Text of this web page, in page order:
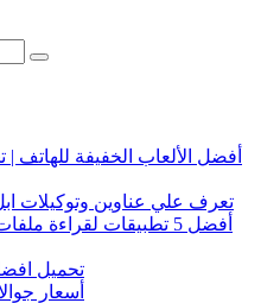
أفضل الألعاب الخفيفة للهاتف
تعرف علي عناوين وتوكيلات
تحميل افضل 10 العاب بنات
أسعار